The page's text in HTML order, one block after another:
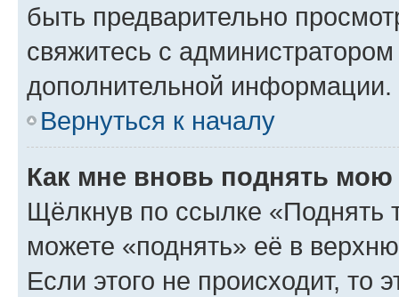
быть предварительно
свяжитесь с
дополнительной информации.
Вернуться к началу
Как мне вновь поднять мою
Щёлкнув по ссылке «Поднять
можете «поднять» её в
Если этого не происходит, то